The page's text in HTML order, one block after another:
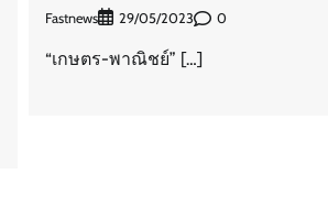
Fastnews 29/05/2023 0
“เกษตร-พาณิชย์” […]